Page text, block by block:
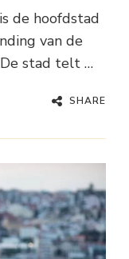
de hoofdstad
van de
De stad telt …
SHARE